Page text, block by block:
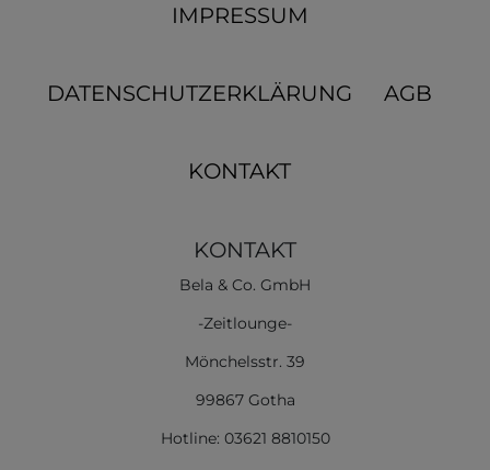
IMPRESSUM
DATENSCHUTZERKLÄRUNG AGB
KONTAKT
KONTAKT
Bela & Co. GmbH
-Zeitlounge-
Mönchelsstr. 39
99867 Gotha
Hotline: 03621 8810150